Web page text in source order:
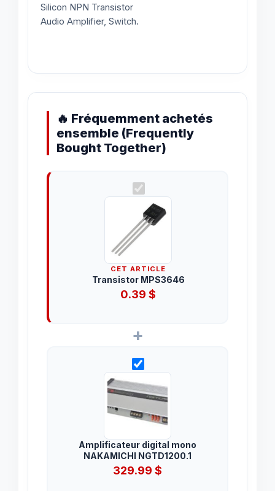
Silicon NPN Transistor
Audio Amplifier, Switch.
🔥 Fréquemment achetés
ensemble (Frequently
Bought Together)
CET ARTICLE
Transistor MPS3646
0.39$
+
Amplificateur digital mono
NAKAMICHI NGTD1200.1
329.99 $